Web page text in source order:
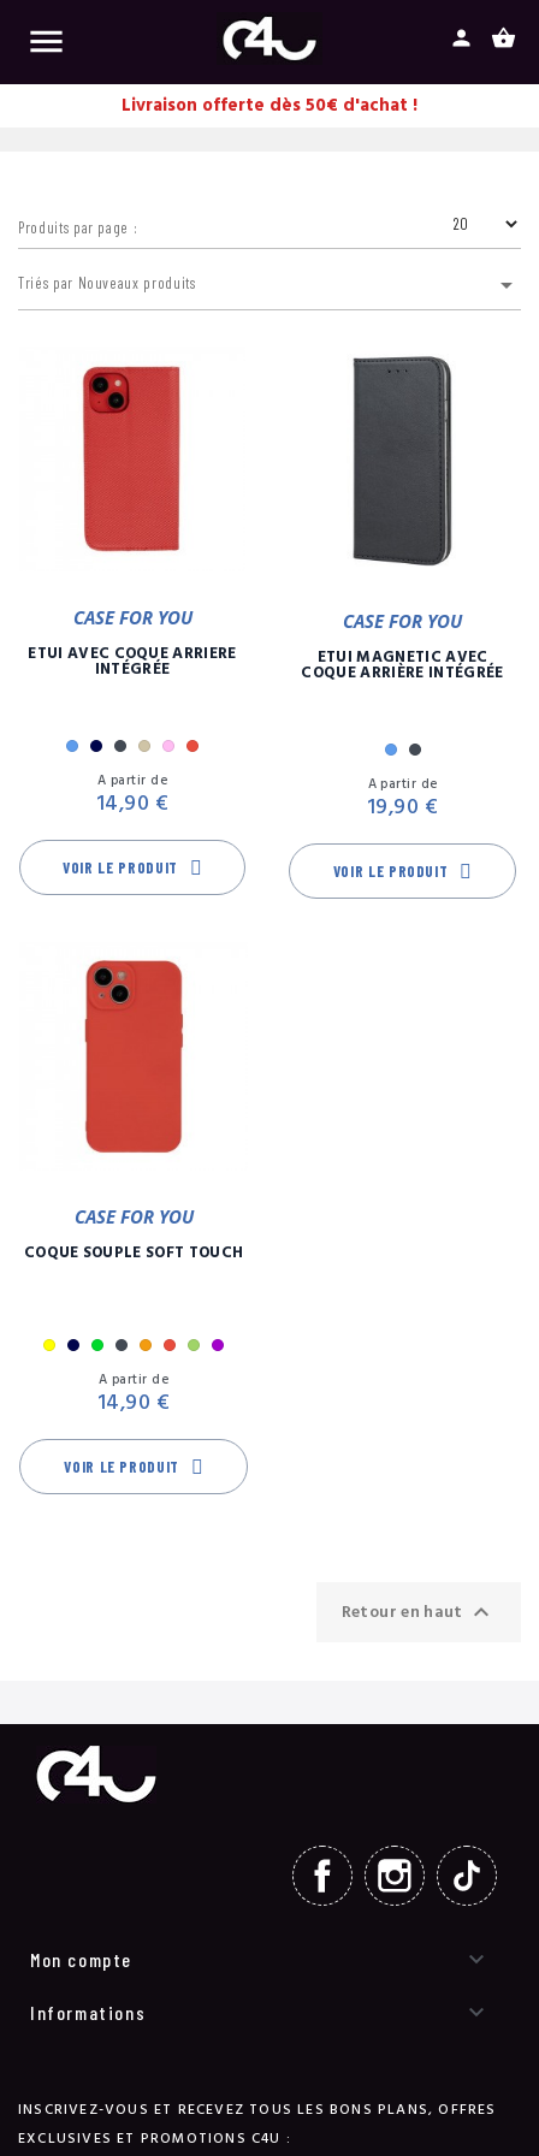
 shopping_basket
person
Livraison offerte dès 50€ d'achat !
Produits par page :
Triés par Nouveaux produits 
CASE FOR YOU
ETUI AVEC COQUE ARRIÈRE
INTÉGRÉE
BleuMarine
NoirOrRoseRouge
A partir de
14,90 €
VOIR LE PRODUIT
CASE FOR YOU
ETUI MAGNETIC AVEC
COQUE ARRIÈRE INTÉGRÉE
BleuNoir
A partir de
19,90 €
VOIR LE PRODUIT
CASE FOR YOU
COQUE SOUPLE SOFT TOUCH
JauneMarine
Menthe
NoirOrange
Rouge
VertViolet
A partir de
14,90 €
VOIR LE PRODUIT
Retour en haut 
FACEBOOK INSTAGRAM
Mon compte 
Informations 
INSCRIVEZ-VOUS ET RECEVEZ TOUS LES BONS PLANS, OFFRES
EXCLUSIVES ET PROMOTIONS C4U :